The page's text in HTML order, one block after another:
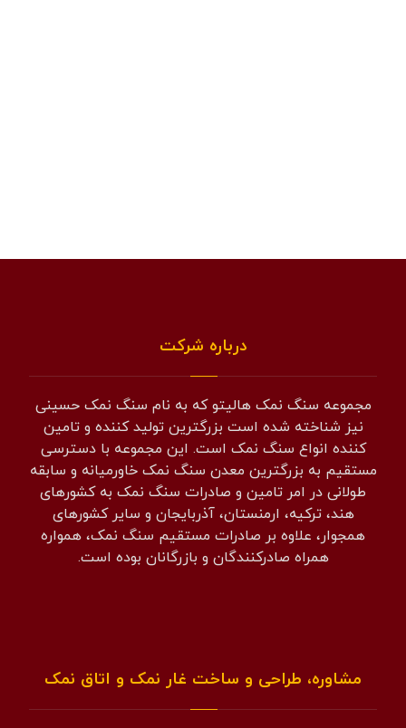
درباره شرکت
مجموعه سنگ نمک هالیتو که به نام سنگ نمک حسینی
نیز شناخته شده است بزرگترین تولید کننده و تامین
کننده انواع سنگ نمک است. این مجموعه با دسترسی
مستقیم به بزرگترین معدن سنگ نمک خاورمیانه و سابقه
طولانی در امر تامین و صادرات سنگ نمک به کشورهای
هند، ترکیه، ارمنستان، آذربایجان و سایر کشورهای
همجوار، علاوه بر صادرات مستقیم سنگ نمک، همواره
همراه صادرکنندگان و بازرگانان بوده است.
مشاوره، طراحی و ساخت غار نمک و اتاق نمک